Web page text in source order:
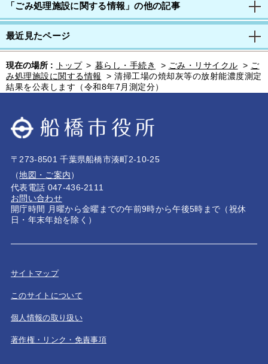
「ごみ処理施設に関する情報」の他の記事
最近見たページ
現在の場所 : トップ > 暮らし・手続き > ごみ・リサイクル > ご
み処理施設に関する情報
> 清掃工場の焼却灰等の放射能濃度測定
結果を公表します（令和8年7月測定分）
〒273-8501 千葉県船橋市湊町2-10-25
（地図・ご案内）
代表電話 047-436-2111
お問い合わせ
開庁時間 月曜から金曜までの午前9時から午後5時まで（祝休
日・年末年始を除く）
サイトマップ
このサイトについて
個人情報の取り扱い
著作権・リンク・免責事項